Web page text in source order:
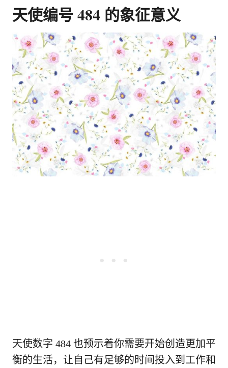
天使编号 484 的象征意义
天使数字 484 也预示着你需要开始创造更加平
衡的生活，让自己有足够的时间投入到工作和